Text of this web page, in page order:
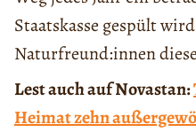
Staatskasse gespült
Naturfreund:innen diese
Lest auch auf Novastan:
Heimat zehn